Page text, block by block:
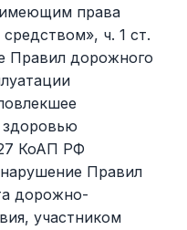
права
ч. 1 ст.
Правил дорожного
здоровью
КоАП РФ
Правил
дорожно-
участником